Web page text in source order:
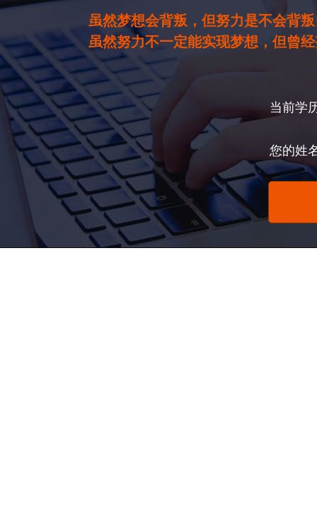
虽然梦想会背叛，但努力是不会背
虽然努力不一定能实现梦想，但曾
当前学
您的姓